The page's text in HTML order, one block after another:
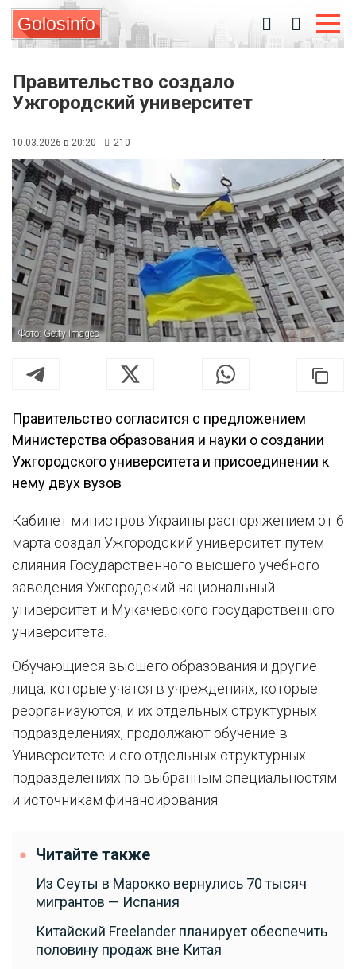
Golosinfo
Правительство создало
Ужгородский университет
10.03.2026 в 20:20 210
Фото: Getty Images
Правительство согласится с предложением
Министерства образования и науки о создании
Ужгородского университета и присоединении к
нему двух вузов
Кабинет министров Украины распоряжением от 6
марта создал Ужгородский университет путем
слияния Государственного высшего учебного
заведения Ужгородский национальный
университет и Мукачевского государственного
университета.
Обучающиеся высшего образования и другие
лица, которые учатся в учреждениях, которые
реорганизуются, и их отдельных структурных
подразделениях, продолжают обучение в
Университете и его отдельных структурных
подразделениях по выбранным специальностям
и источникам финансирования.
Читайте также
Из Сеуты в Марокко вернулись 70 тысяч
мигрантов — Испания
Китайский Freelander планирует обеспечить
половину продаж вне Китая